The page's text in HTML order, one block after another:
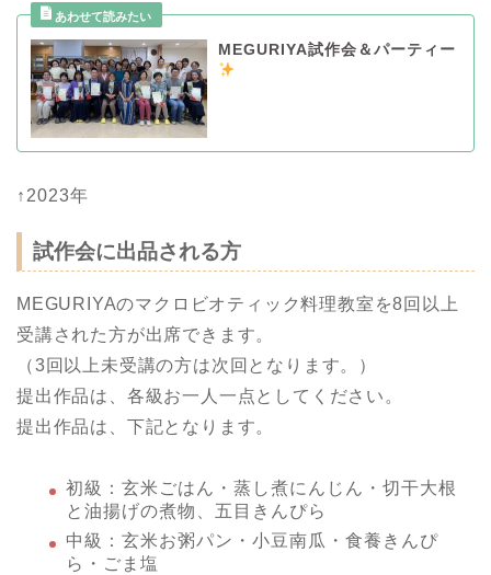
MEGURIYA試作会＆パーティー
↑2023年
試作会に出品される方
MEGURIYAのマクロビオティック料理教室を8回以上
受講された方が出席できます。
（3回以上未受講の方は次回となります。）
提出作品は、各級お一人一点としてください。
提出作品は、下記となります。
初級：玄米ごはん・蒸し煮にんじん・切干大根
と油揚げの煮物、五目きんぴら
中級：玄米お粥パン・小豆南瓜・食養きんぴ
ら・ごま塩